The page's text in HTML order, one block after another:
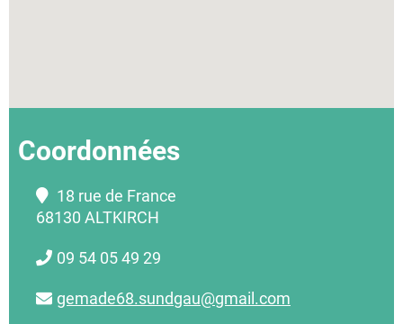
Coordonnées
18 rue de France
68130 ALTKIRCH
09 54 05 49 29
gemade68.sundgau@gmail.com